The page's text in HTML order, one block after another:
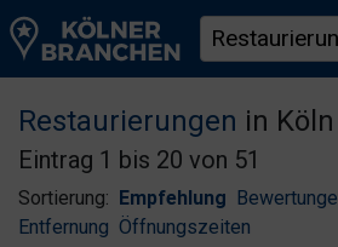
Restaurierungen in Köln
Eintrag 1 bis 20 von 51
Sortierung: Empfehlung
Entfernung Öffnungszeiten